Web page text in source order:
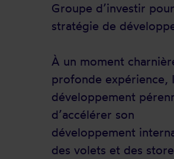
Groupe d’investir
stratégie de
À un moment
profonde expérience,
développement
d’accélérer son
développement
des volets et des